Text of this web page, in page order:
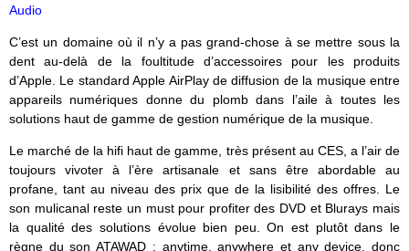
Audio
C’est un domaine où il n’y a pas grand-chose à se mettre sous la
dent au-delà de la foultitude d’accessoires pour les produits
d’Apple. Le standard Apple AirPlay de diffusion de la musique entre
appareils numériques donne du plomb dans l’aile à toutes les
solutions haut de gamme de gestion numérique de la musique.
Le marché de la hifi haut de gamme, très présent au CES, a l’air de
toujours vivoter à l’ère artisanale et sans être abordable au
profane, tant au niveau des prix que de la lisibilité des offres. Le
son mulicanal reste un must pour profiter des DVD et Blurays mais
la qualité des solutions évolue bien peu. On est plutôt dans le
règne du son ATAWAD : anytime, anywhere et any device, donc